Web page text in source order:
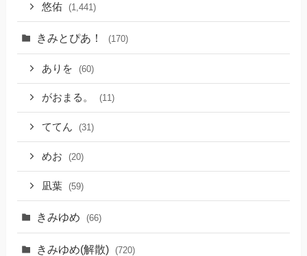
悠佑 (1,441)
きみとぴあ！ (170)
ありを (60)
がおまる。 (11)
ててん (31)
めお (20)
凪葉 (59)
きみゆめ (66)
きみゆめ(解散) (720)